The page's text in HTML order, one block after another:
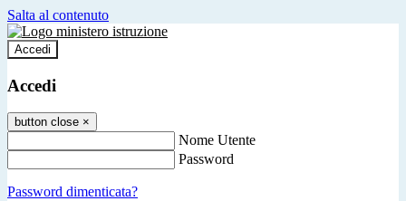
Salta al contenuto
Accedi
Accedi
button close ×
Nome Utente
Password
Password dimenticata?